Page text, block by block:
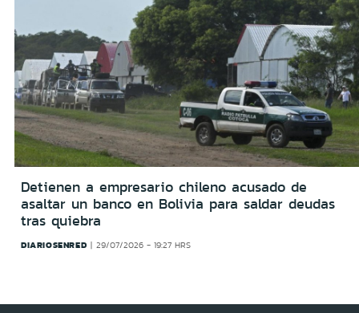
Detienen a empresario chileno acusado de
asaltar un banco en Bolivia para saldar deudas
tras quiebra
DIARIOSENRED 29/07/2026 - 19:27 HRS